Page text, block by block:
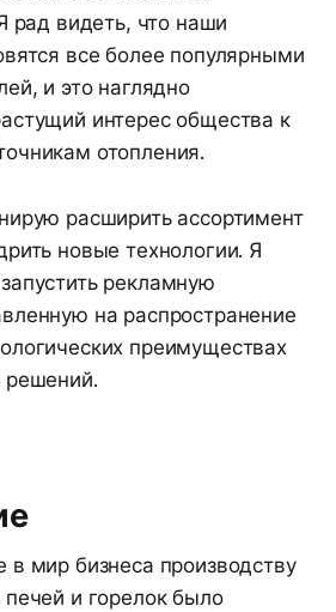
рад видеть, что наши
все более популярными
и это наглядно
интерес общества к
отопления.
расширить ассортимент
новые технологии. Я
рекламную
на распространение
преимуществах
решений.
в мир бизнеса производству
печей и горелок было